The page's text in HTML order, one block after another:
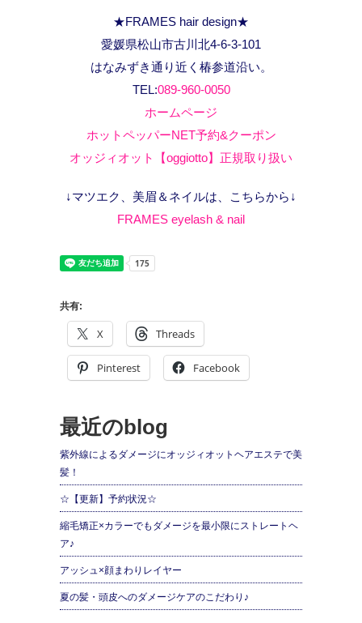
★FRAMES hair design★
愛媛県松山市古川北4-6-3-101
はなみずき通り近く椿参道沿い。
TEL:089-960-0050
ホームページ
ホットペッパーNET予約&クーポン
オッジィオット【oggiotto】正規取り扱い
↓マツエク、美眉＆ネイルは、こちらから↓
FRAMES eyelash & nail
共有:
X Threads
Pinterest Facebook
最近のblog
紫外線によるダメージにオッジィオットヘアエステで美
髪！
☆【更新】予約状況☆
縮毛矯正×カラーでもダメージを最小限にストレートヘ
ア♪
アッシュ×顔まわりレイヤー
夏の髪・頭皮へのダメージケアのこだわり♪